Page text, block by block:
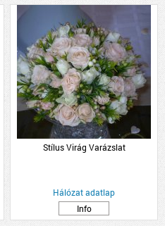
Stílus Virág Varázslat
Hálózat adatlap
Info